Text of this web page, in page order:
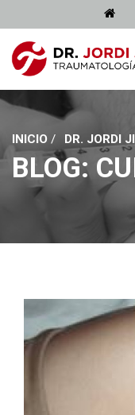
INICIO / DR. JORDI
BLOG: